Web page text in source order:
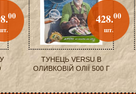
00
ТУНЕЦЬ VERSU В
ОЛИВКОВІЙ ОЛІЇ 500 Г
428.00
шт.